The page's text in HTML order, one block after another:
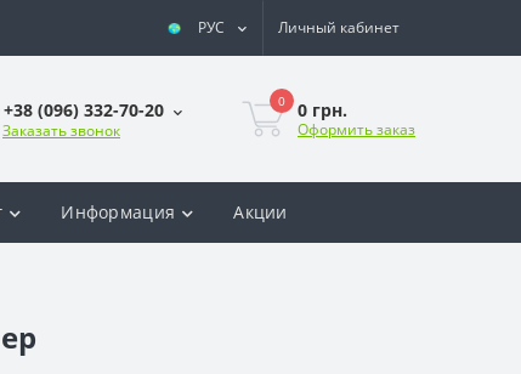
РУС Личный кабинет
+38 (096) 332-70-20
Заказать звонок
0 0 грн.
Оформить заказ
Информация Акции